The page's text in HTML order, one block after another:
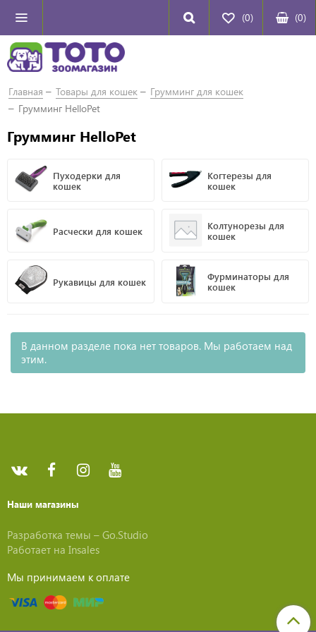
(0) (0)
Главная Товары для кошек
Грумминг для кошек
Грумминг HelloPet
Грумминг HelloPet
Пуходерки для
кошек
Когтерезы для
кошек
Расчески для кошек
Колтунорезы для
кошек
Рукавицы для кошек
Фурминаторы для
кошек
В данном разделе пока нет товаров. Мы работаем над
этим.
Наши магазины
Разработка темы – Go.Studio
Работает на Insales
Мы принимаем к оплате